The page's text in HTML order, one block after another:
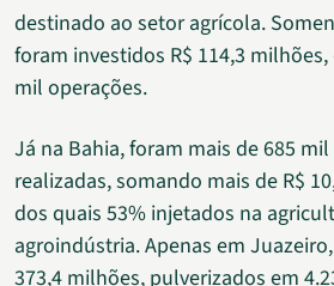
destinado ao setor agrícola.
foram investidos R$ 114,3
mil operações.
Já na Bahia, foram mais de 685
realizadas, somando mais de R$
dos quais 53% injetados na
agroindústria. Apenas em
373,4 milhões, pulverizados em